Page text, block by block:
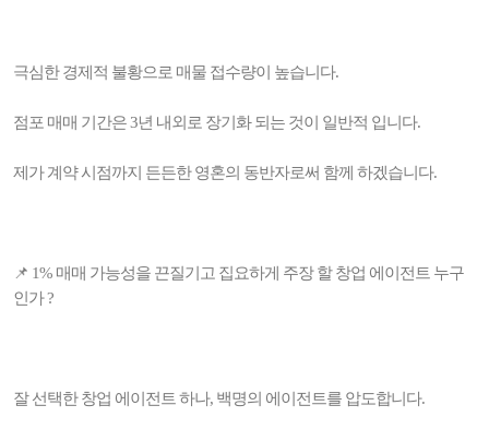
극심한 경제적 불황으로 매물 접수량이 높습니다.
점포 매매 기간은 3년 내외로 장기화 되는 것이 일반적 입니다.
제가 계약 시점까지 든든한 영혼의 동반자로써 함께 하겠습니다.
📌 1% 매매 가능성을 끈질기고 집요하게 주장 할 창업 에이전트 누구
인가 ?
잘 선택한 창업 에이전트 하나, 백명의 에이전트를 압도합니다.